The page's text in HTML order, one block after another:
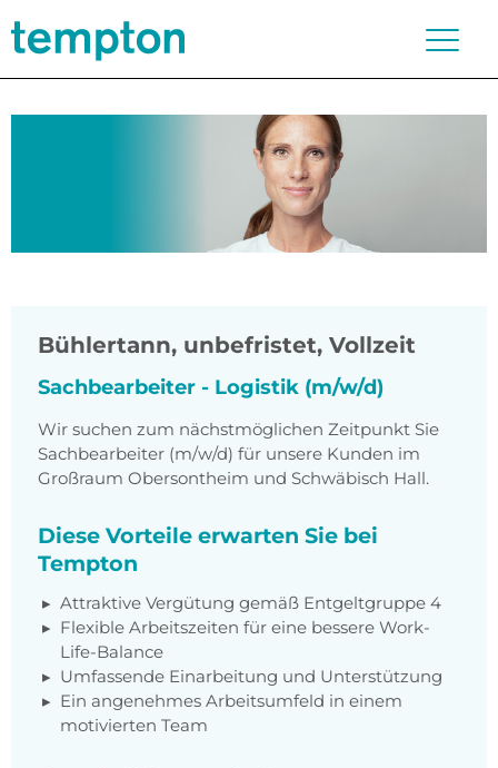
Bühlertann, unbefristet, Vollzeit
Sachbearbeiter - Logistik (m/w/d)
Wir suchen zum nächstmöglichen Zeitpunkt Sie
Sachbearbeiter (m/w/d) für unsere Kunden im
Großraum Obersontheim und Schwäbisch Hall.
Diese Vorteile erwarten Sie bei
Tempton
Attraktive Vergütung gemäß Entgeltgruppe 4
Flexible Arbeitszeiten für eine bessere Work-
Life-Balance
Umfassende Einarbeitung und Unterstützung
Ein angenehmes Arbeitsumfeld in einem
motivierten Team